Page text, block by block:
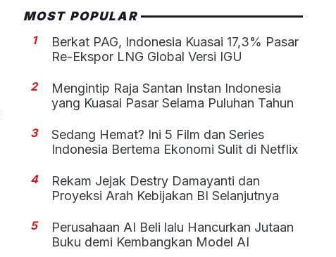
MOST POPULAR
1
Berkat PAG, Indonesia Kuasai 17,3% Pasar
Re-Ekspor LNG Global Versi IGU
2
Mengintip Raja Santan Instan Indonesia
yang Kuasai Pasar Selama Puluhan Tahun
3
Sedang Hemat? Ini 5 Film dan Series
Indonesia Bertema Ekonomi Sulit di Netflix
4
Rekam Jejak Destry Damayanti dan
Proyeksi Arah Kebijakan BI Selanjutnya
5
Perusahaan AI Beli lalu Hancurkan Jutaan
Buku demi Kembangkan Model AI